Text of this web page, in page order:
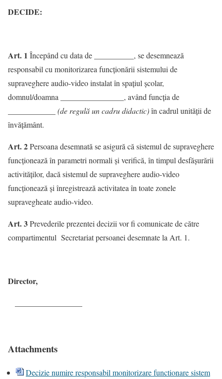
DECIDE:
Art. 1 Începând cu data de __________, se desemnează
responsabil cu monitorizarea funcționării sistemului de
supraveghere audio-video instalat în spațiul școlar,
domnul/doamna ________________, având funcția de
(de regulă un cadru didactic)în cadrul unității de
învățământ.
Art. 2Persoana desemnată se asigură că sistemul de supraveghere
funcționează în parametri normali și verifică, în timpul desfășurării
activităților, dacă sistemul de supraveghere audio-video
funcționează și înregistrează activitatea în toate zonele
supravegheate audio-video.
Art. 3Prevederile prezentei decizii vor fi comunicate de către
compartimentul Secretariat persoanei desemnate la Art. 1.
Director,
Attachments
Decizie numire responsabil monitorizare functionare sistem